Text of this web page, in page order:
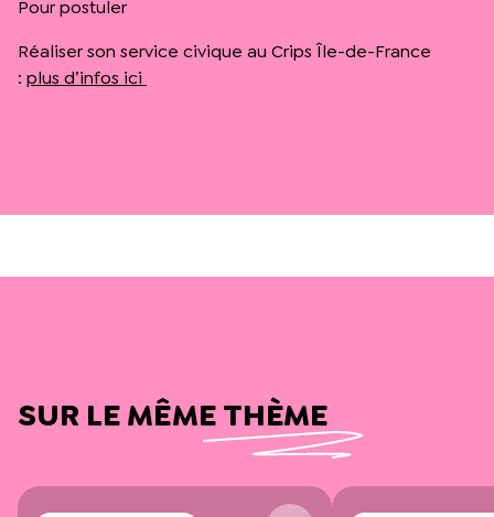
Pour postuler
Réaliser son service civique au Crips Île-de-France
: plus d’infos ici
SUR LE MÊME THÈME